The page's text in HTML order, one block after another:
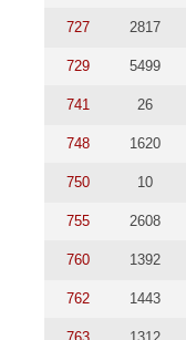
727 2817
729 5499
741 26
748 1620
750 10
755 2608
760 1392
762 1443